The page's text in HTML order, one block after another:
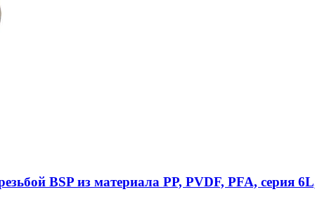
BSP из материала PP, PVDF, PFA, серия